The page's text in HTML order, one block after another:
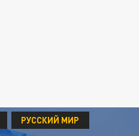
РУССКИЙ МИР